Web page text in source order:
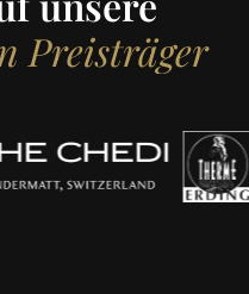
Preisträger